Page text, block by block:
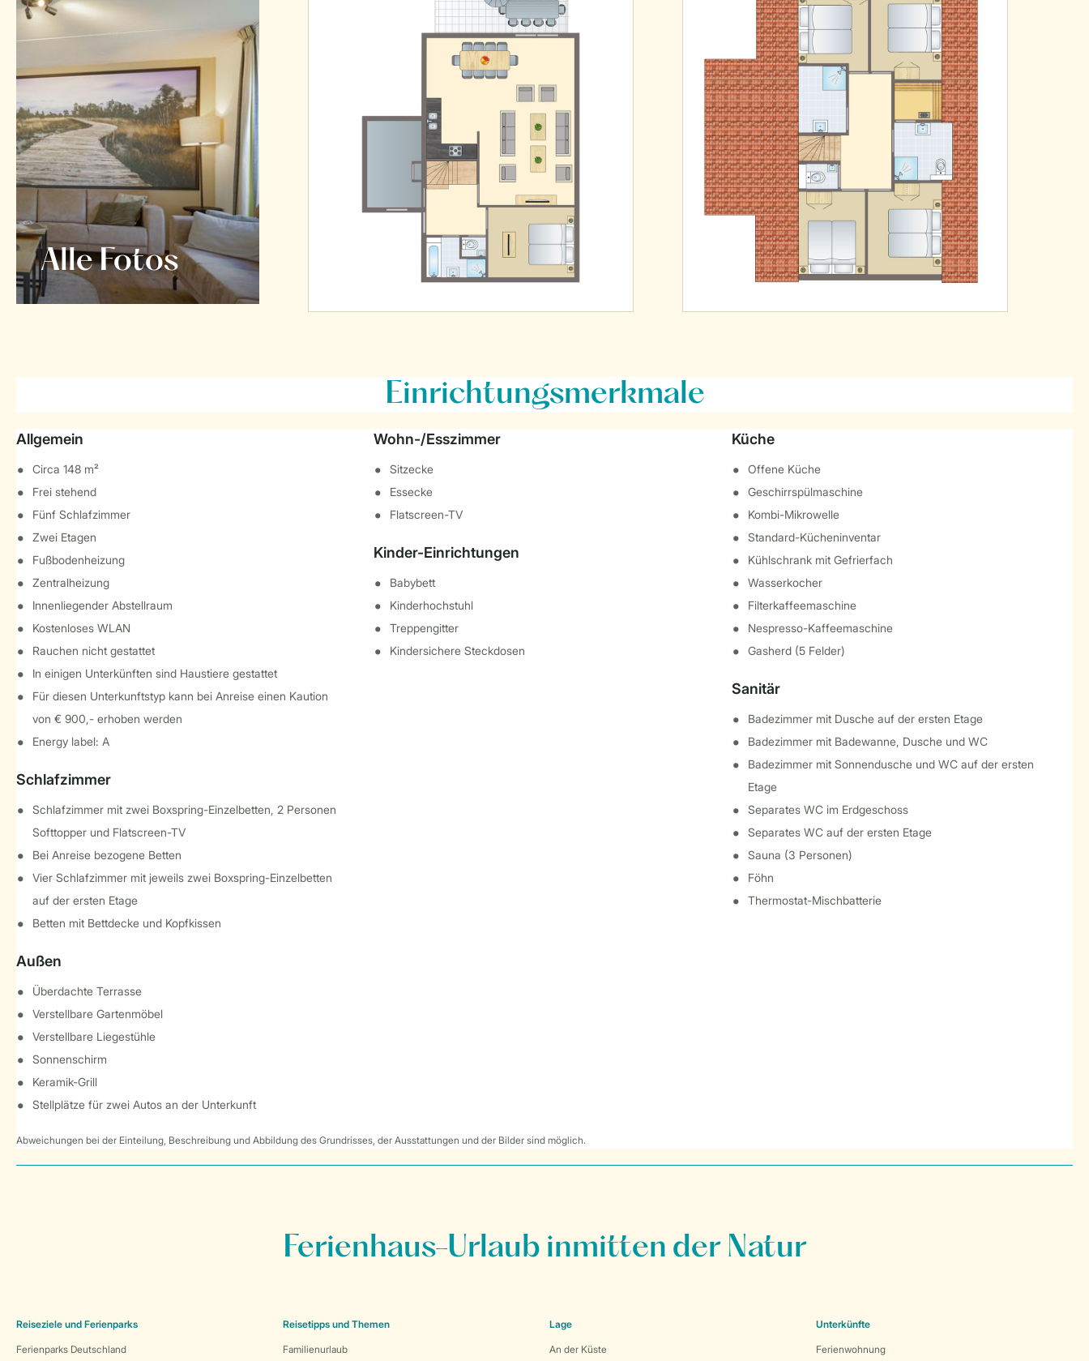
Alle Fotos
Einrichtungsmerkmale
Allgemein
Circa 148 m²
Frei stehend
Fünf Schlafzimmer
Zwei Etagen
Fußbodenheizung
Zentralheizung
Innenliegender Abstellraum
Kostenloses WLAN
Rauchen nicht gestattet
In einigen Unterkünften sind Haustiere gestattet
Für diesen Unterkunftstyp kann bei Anreise einen Kaution
von € 900,- erhoben werden
Energy label: A
Schlafzimmer
Schlafzimmer mit zwei Boxspring-Einzelbetten, 2 Personen
Softtopper und Flatscreen-TV
Bei Anreise bezogene Betten
Vier Schlafzimmer mit jeweils zwei Boxspring-Einzelbetten
auf der ersten Etage
Betten mit Bettdecke und Kopfkissen
Außen
Überdachte Terrasse
Verstellbare Gartenmöbel
Verstellbare Liegestühle
Sonnenschirm
Keramik-Grill
Stellplätze für zwei Autos an der Unterkunft
Wohn-/Esszimmer
Sitzecke
Essecke
Flatscreen-TV
Kinder-Einrichtungen
Babybett
Kinderhochstuhl
Treppengitter
Kindersichere Steckdosen
Küche
Offene Küche
Geschirrspülmaschine
Kombi-Mikrowelle
Standard-Kücheninventar
Kühlschrank mit Gefrierfach
Wasserkocher
Filterkaffeemaschine
Nespresso-Kaffeemaschine
Gasherd (5 Felder)
Sanitär
Badezimmer mit Dusche auf der ersten Etage
Badezimmer mit Badewanne, Dusche und WC
Badezimmer mit Sonnendusche und WC auf der ersten
Etage
Separates WC im Erdgeschoss
Separates WC auf der ersten Etage
Sauna (3 Personen)
Föhn
Thermostat-Mischbatterie
Abweichungen bei der Einteilung, Beschreibung und Abbildung des Grundrisses, der Ausstattungen und der Bilder sind möglich.
Ferienhaus-Urlaub inmitten der Natur
Reiseziele und Ferienparks
Ferienparks Deutschland
Reisetipps und Themen
Familienurlaub
Lage
An der Küste
Unterkünfte
Ferienwohnung